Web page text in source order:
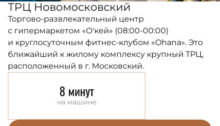
ТРЦ Новомосковский
Торгово-развлекательный центр
с гипермаркетом «О'кей» (08:00-00:00)
и круглосуточным фитнес-клубом «Ohana». Это
ближайший к жилому комплексу крупный ТРЦ,
расположенный в г. Московский.
8 минут
на машине